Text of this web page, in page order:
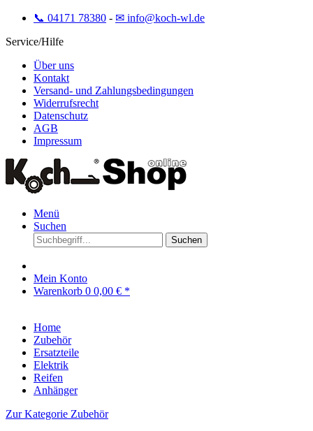
📞 04171 78380 - ✉ info@koch-wl.de
Service/Hilfe
Über uns
Kontakt
Versand- und Zahlungsbedingungen
Widerrufsrecht
Datenschutz
AGB
Impressum
Menü
Suchen
Suchen
Mein Konto
Warenkorb 0 0,00 € *
Home
Zubehör
Ersatzteile
Elektrik
Reifen
Anhänger
Zur Kategorie Zubehör